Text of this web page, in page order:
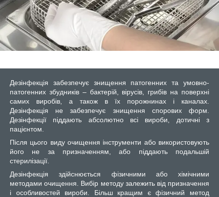
Дезінфекція забезпечує знищення патогенних та умовно-
патогенних збудників – бактерій, вірусів, грибів на поверхні
самих виробів, а також в їх порожнинах і каналах.
Дезінфекція не забезпечує знищення спорових форм.
Дезінфекції піддають абсолютно всі вироби, дотичні з
пацієнтом.
Після цього виду очищення інструменти або використовують
його не за призначенням, або піддають подальшій
стерилізації.
Дезінфекція здійснюється фізичними або хімічними
методами очищення. Вибір методу залежить від призначення
і особливостей вироби. Більш кращим є фізичний метод